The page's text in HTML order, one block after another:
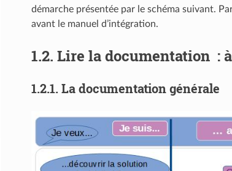
démarche présentée par le schéma suivant.
avant le manuel d’intégration.
1.2. Lire la documentation :
1.2.1. La documentation générale